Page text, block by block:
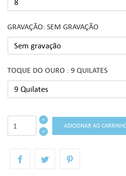
GRAVAÇÃO: SEM GRAVAÇÃO
TOQUE DO OURO : 9 QUILATES
ADICIONAR AO